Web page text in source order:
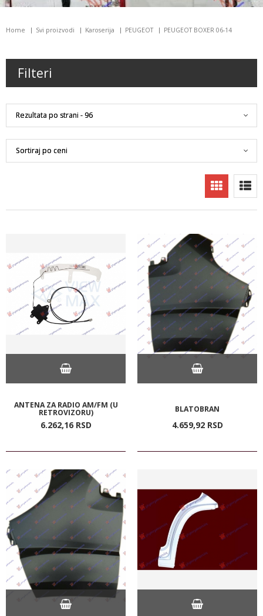
Home Svi proizvodi Karoserija PEUGEOT PEUGEOT BOXER 06-14
Filteri
ANTENA ZA RADIO AM/FM (U
RETROVIZORU)
6.262,16 RSD
BLATOBRAN
4.659,92 RSD